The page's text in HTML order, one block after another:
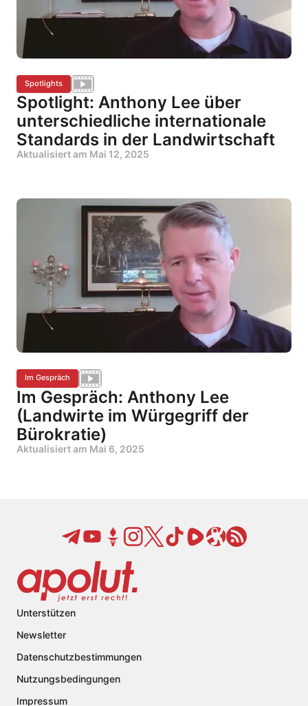
Spotlights
Spotlight: Anthony Lee über
unterschiedliche internationale
Standards in der Landwirtschaft
Aktualisiert am Mai 12, 2025
Im Gespräch
Im Gespräch: Anthony Lee
(Landwirte im Würgegriff der
Bürokratie)
Aktualisiert am Mai 6, 2025
Unterstützen
Newsletter
Datenschutzbestimmungen
Nutzungsbedingungen
Impressum